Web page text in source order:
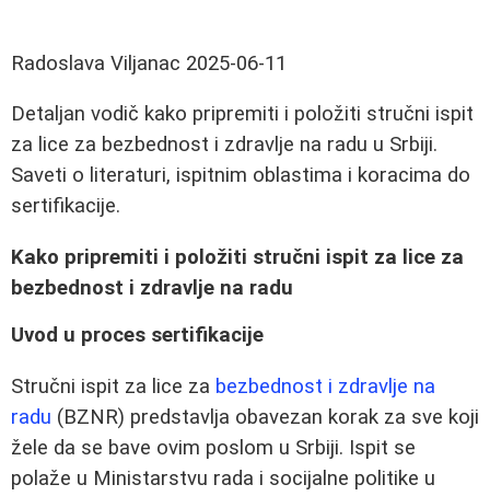
Radoslava Viljanac 2025-06-11
Detaljan vodič kako pripremiti i položiti stručni ispit
za lice za bezbednost i zdravlje na radu u Srbiji.
Saveti o literaturi, ispitnim oblastima i koracima do
sertifikacije.
Kako pripremiti i položiti stručni ispit za lice za
bezbednost i zdravlje na radu
Uvod u proces sertifikacije
Stručni ispit za lice za bezbednost i zdravlje na
radu (BZNR) predstavlja obavezan korak za sve koji
žele da se bave ovim poslom u Srbiji. Ispit se
polaže u Ministarstvu rada i socijalne politike u